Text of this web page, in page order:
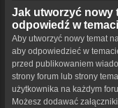
Jak utworzyć nowy
odpowiedź w
Aby utworzyć nowy temat
aby odpowiedzieć w
przed publikowaniem
strony forum lub strony
użytkownika na każdym
Możesz dodawać załączniki